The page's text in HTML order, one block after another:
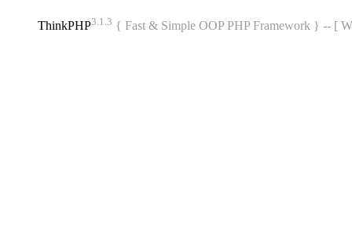
ThinkPHP3.1.3 { Fast & Simple OOP PHP Framework } -- [